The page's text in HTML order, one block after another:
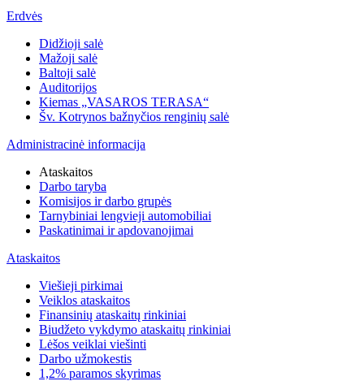
Erdvės
Didžioji salė
Mažoji salė
Baltoji salė
Auditorijos
Kiemas „VASAROS TERASA“
Šv. Kotrynos bažnyčios renginių salė
Administracinė informacija
Ataskaitos
Darbo taryba
Komisijos ir darbo grupės
Tarnybiniai lengvieji automobiliai
Paskatinimai ir apdovanojimai
Ataskaitos
Viešieji pirkimai
Veiklos ataskaitos
Finansinių ataskaitų rinkiniai
Biudžeto vykdymo ataskaitų rinkiniai
Lėšos veiklai viešinti
Darbo užmokestis
1,2% paramos skyrimas